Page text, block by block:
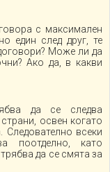
с максимален
един след друг, те
Може ли да
Ако да, в какви
да се следва
освен когато
Следователно всеки
поотделно, като
да се смята за